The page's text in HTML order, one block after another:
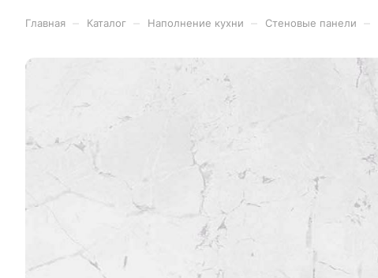
Главная Каталог Наполнение кухни Стеновые панели